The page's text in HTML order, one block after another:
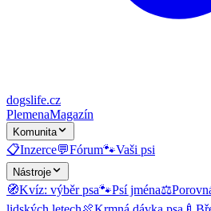
dogslife.cz
PlemenaMagazín
Komunita
📋Inzerce💬Fórum🐾Vaši psi
Nástroje
🧭Kvíz: výběr psa🐾Psí jména⚖️